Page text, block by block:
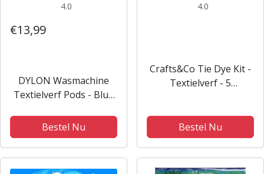
4.0
€13,99
DYLON Wasmachine
Textielverf Pods - Blue
Bestel Nu
4.0
Crafts&Co Tie Dye Kit -
Textielverf - 5
Bestel Nu